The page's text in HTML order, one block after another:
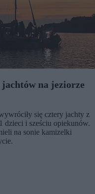
na jeziorze
się cztery jachty z
dzieci i sześciu opiekunów.
na sonie kamizelki